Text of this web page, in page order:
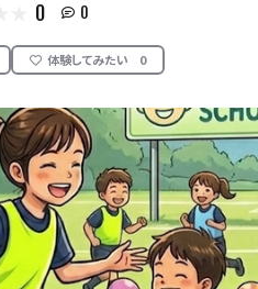
0 0
体験してみたい 0